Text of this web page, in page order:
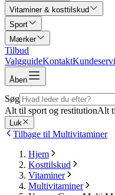
Vitaminer & kosttilskud
Sport
Mærker
Tilbud
ValgguideKontakt
Åben
Søg
Alt til sport og restitutionAlt
Luk
Tilbage til Multivitaminer
Hjem
Kosttilskud
Vitaminer
Multivitaminer